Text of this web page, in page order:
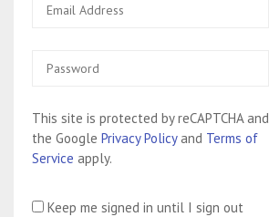
This site is protected by reCAPTCHA and
the Google Privacy Policyand Terms of
Service apply.
Keep me signed in until I sign out